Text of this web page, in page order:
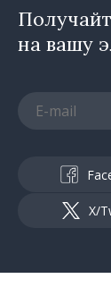
на вашу
X/